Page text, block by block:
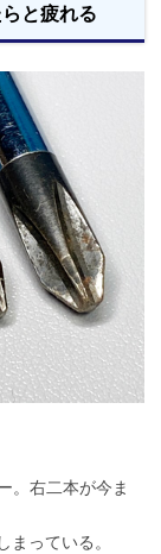
と疲れる
。右二本が今ま
っている。